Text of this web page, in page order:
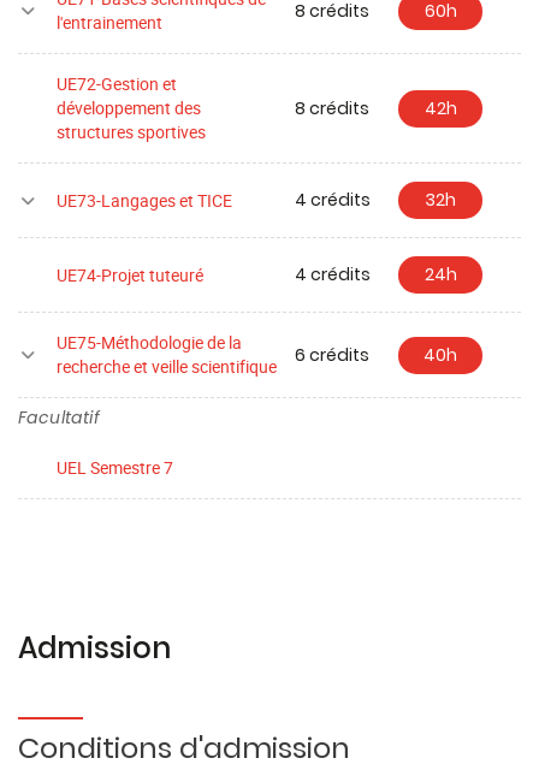
Sportive (Rue Montarmot) et sur la plateforme de
recherches biomédicales Exercice Performance
Santé Innovation située au sein de l'UFR SMP (Hauts
du Chazal).
Ce master peut s'effectuer en alternance (Contrat
de Professionnalisation ou contrat d'apprentissage).
l'entrainement
8 crédits 60h
UE72-Gestion et
développement des
structures sportives
8 crédits 42h
UE73-Langages et TICE 4 crédits 32h
UE74-Projet tuteuré 4 crédits 24h
UE75-Méthodologie de la
recherche et veille scientifique
6 crédits 40h
Facultatif
UEL Semestre 7
Admission
Conditions d'admission